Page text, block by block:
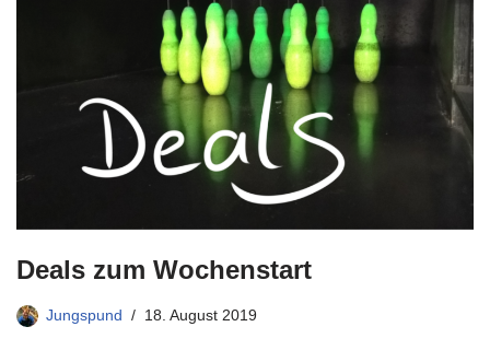
Deals zum Wochenstart
Jungspund 18. August 2019